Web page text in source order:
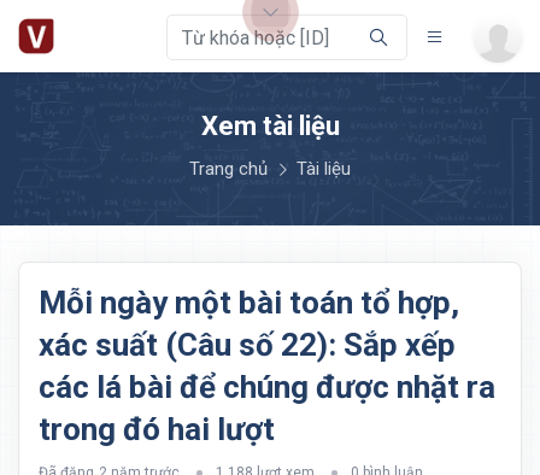
Xem tài liệu
Trang chủ Tài liệu
Mỗi ngày một bài toán tổ hợp,
xác suất (Câu số 22): Sắp xếp
các lá bài để chúng được nhặt ra
trong đó hai lượt